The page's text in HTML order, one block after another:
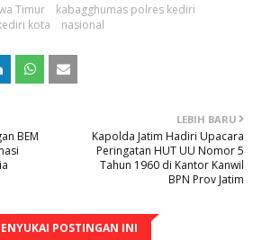
Timur
kabagghumas polres kediri
kota
nasional
LEBIH BARU
Kapolda Jatim Hadiri Upacara
Peringatan HUT UU Nomor 5
Tahun 1960 di Kantor Kanwil
BPN Prov Jatim
BEM
POSTINGAN INI